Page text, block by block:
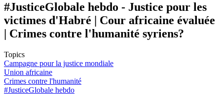
#JusticeGlobale hebdo - Justice pour les
victimes d'Habré | Cour africaine évaluée
| Crimes contre l'humanité syriens?
Topics
Campagne pour la justice mondiale
Union africaine
Crimes contre l'humanité
#JusticeGlobale hebdo